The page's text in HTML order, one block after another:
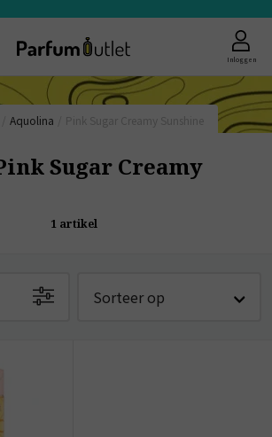
Inloggen
Aquolina
Sugar Creamy
1 artikel
Sorteer op